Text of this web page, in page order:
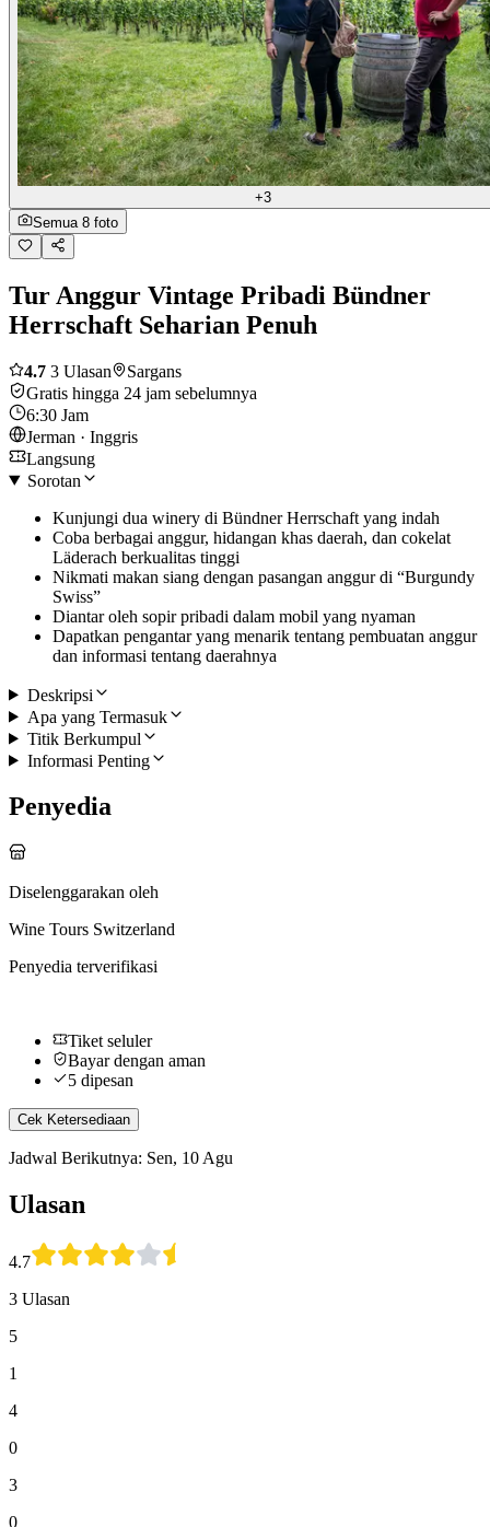
+3
Semua 8 foto
Tur Anggur Vintage Pribadi Bündner
Herrschaft Seharian Penuh
4.7 3 Ulasan
Sargans
Gratis hingga 24 jam sebelumnya
6:30 Jam
Jerman · Inggris
Langsung
Sorotan
Kunjungi dua winery di Bündner Herrschaft yang indah
Coba berbagai anggur, hidangan khas daerah, dan cokelat
Läderach berkualitas tinggi
Nikmati makan siang dengan pasangan anggur di “Burgundy
Swiss”
Diantar oleh sopir pribadi dalam mobil yang nyaman
Dapatkan pengantar yang menarik tentang pembuatan anggur
dan informasi tentang daerahnya
Deskripsi
Apa yang Termasuk
Titik Berkumpul
Informasi Penting
Penyedia
Diselenggarakan oleh
Wine Tours Switzerland
Penyedia terverifikasi
Tiket seluler
Bayar dengan aman
5 dipesan
Cek Ketersediaan
Jadwal Berikutnya: Sen, 10 Agu
Ulasan
4.7
3 Ulasan
5
1
4
0
3
0